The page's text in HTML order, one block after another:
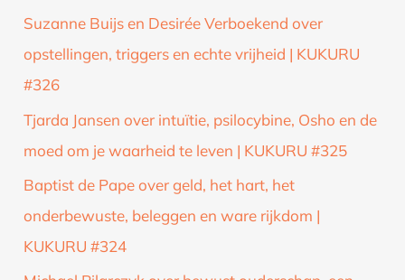
Suzanne Buijs en Desirée Verboekend over
opstellingen, triggers en echte vrijheid | KUKURU
#326
Tjarda Jansen over intuïtie, psilocybine, Osho en de
moed om je waarheid te leven | KUKURU #325
Baptist de Pape over geld, het hart, het
onderbewuste, beleggen en ware rijkdom |
KUKURU #324